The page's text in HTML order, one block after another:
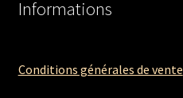
Informations
Conditions générales de vente